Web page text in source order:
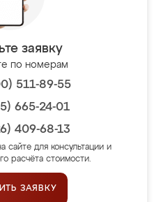
заявку
по номерам
511-89-55
665-24-01
409-68-13
сайте для консультации и
расчёта стоимости.
ЗАЯВКУ